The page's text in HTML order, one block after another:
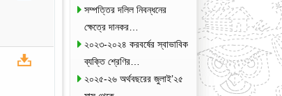
সম্পত্তির দলিল নিবন্ধনের
ক্ষেত্রে দানকর…
২০২৩-২০২৪ করবর্ষের স্বাভাবিক
ব্যক্তি শ্রেণির…
২০২৫-২৬ অর্থবছরের জুলাই’২৫